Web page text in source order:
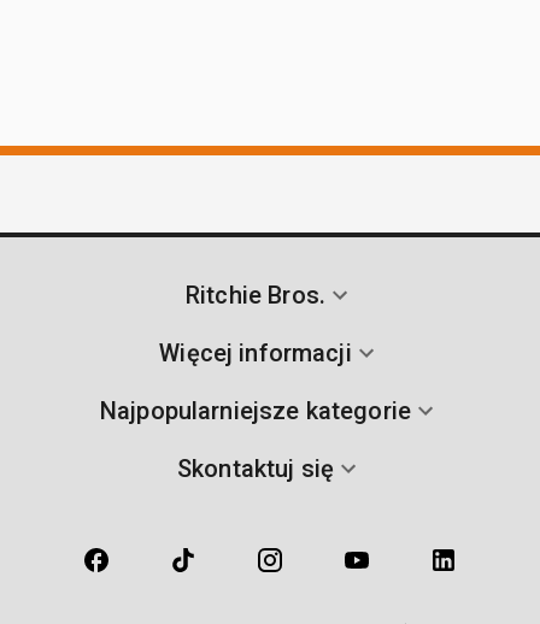
Ritchie Bros.
Więcej informacji
Najpopularniejsze kategorie
Skontaktuj się